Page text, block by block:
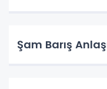
Şam Barış